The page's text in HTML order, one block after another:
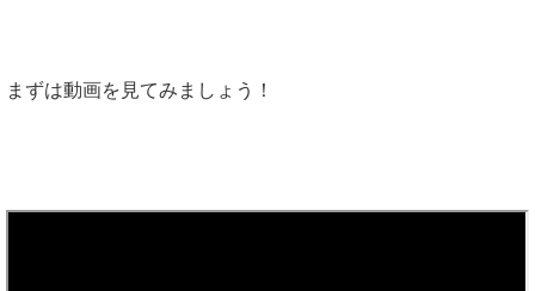
まずは動画を見てみましょう！